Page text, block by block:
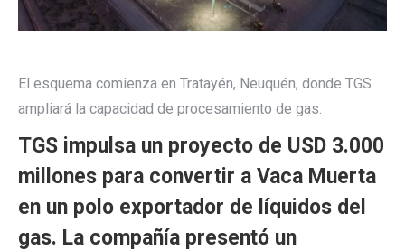
El esquema comienza en Tratayén, Neuquén, donde TGS
ampliará la capacidad de procesamiento de gas.
TGS impulsa un proyecto de USD 3.000
millones para convertir a Vaca Muerta
en un polo exportador de líquidos del
gas. La compañía presentó un